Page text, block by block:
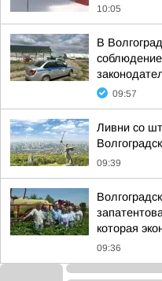
10:05
В
09:57
Ливни со
09:39
которая
09:36